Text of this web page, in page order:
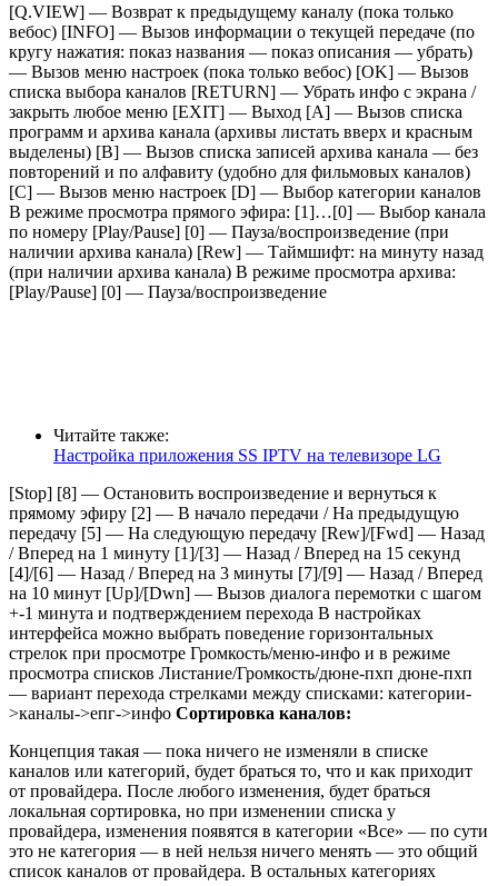
[Q.VIEW] — Возврат к предыдущему каналу (пока только
вебос) [INFO] — Вызов информации о текущей передаче (по
кругу нажатия: показ названия — показ описания — убрать)
— Вызов меню настроек (пока только вебос) [OK] — Вызов
списка выбора каналов [RETURN] — Убрать инфо с экрана /
закрыть любое меню [EXIT] — Выход [A] — Вызов списка
программ и архива канала (архивы листать вверх и красным
выделены) [В] — Вызов списка записей архива канала — без
повторений и по алфавиту (удобно для фильмовых каналов)
[C] — Вызов меню настроек [D] — Выбор категории каналов
В режиме просмотра прямого эфира: [1]…[0] — Выбор канала
по номеру [Play/Pause] [0] — Пауза/воспроизведение (при
наличии архива канала) [Rew] — Таймшифт: на минуту назад
(при наличии архива канала) В режиме просмотра архива:
[Play/Pause] [0] — Пауза/воспроизведение
Читайте также:
Настройка приложения SS IPTV на телевизоре LG
[Stop] [8] — Остановить воспроизведение и вернуться к
прямому эфиру [2] — В начало передачи / На предыдущую
передачу [5] — На следующую передачу [Rew]/[Fwd] — Назад
/ Вперед на 1 минуту [1]/[3] — Назад / Вперед на 15 секунд
[4]/[6] — Назад / Вперед на 3 минуты [7]/[9] — Назад / Вперед
на 10 минут [Up]/[Dwn] — Вызов диалога перемотки с шагом
+-1 минута и подтверждением перехода В настройках
интерфейса можно выбрать поведение горизонтальных
стрелок при просмотре Громкость/меню-инфо и в режиме
просмотра списков Листание/Громкость/дюне-пхп дюне-пхп
— вариант перехода стрелками между списками: категории-
>каналы->епг->инфо Сортировка каналов:
Концепция такая — пока ничего не изменяли в списке
каналов или категорий, будет браться то, что и как приходит
от провайдера. После любого изменения, будет браться
локальная сортировка, но при изменении списка у
провайдера, изменения появятся в категории «Все» — по сути
это не категория — в ней нельзя ничего менять — это общий
список каналов от провайдера. В остальных категориях